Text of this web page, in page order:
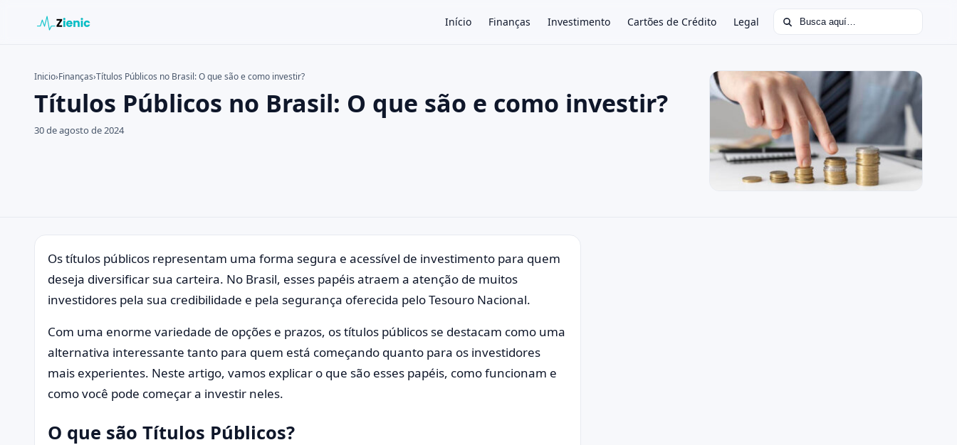
Início Finanças Investimento Cartões de Crédito Legal Buscar:
Buscar en el sitio ×
Inicio›Finanças›Títulos Públicos no Brasil: O que são e como investir?
Títulos Públicos no Brasil: O que são e como investir?
30 de agosto de 2024
Os títulos públicos representam uma forma segura e acessível de investimento para quem
deseja diversificar sua carteira. No Brasil, esses papéis atraem a atenção de muitos
investidores pela sua credibilidade e pela segurança oferecida pelo Tesouro Nacional.
Com uma enorme variedade de opções e prazos, os títulos públicos se destacam como uma
alternativa interessante tanto para quem está começando quanto para os investidores
mais experientes. Neste artigo, vamos explicar o que são esses papéis, como funcionam e
como você pode começar a investir neles.
O que são Títulos Públicos?